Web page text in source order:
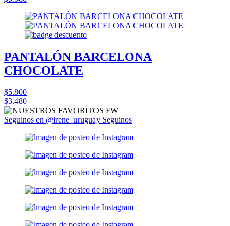
PANTALÓN BARCELONA
CHOCOLATE
$5.800
$3.480
Seguinos en @irene_uruguay Seguinos